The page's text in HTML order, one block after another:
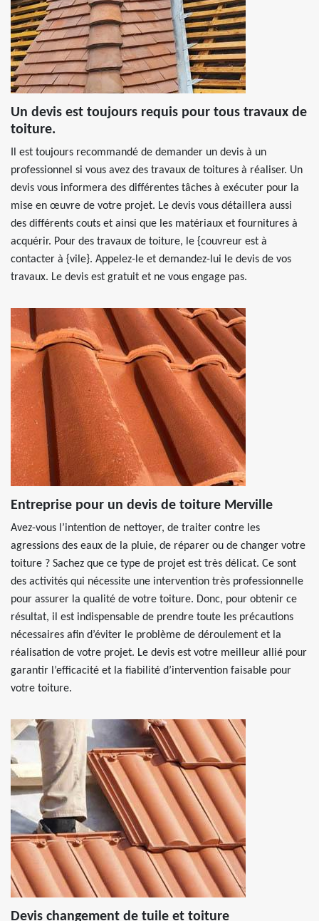
Un devis est toujours requis pour tous travaux de
toiture.
Il est toujours recommandé de demander un devis à un
professionnel si vous avez des travaux de toitures à réaliser. Un
devis vous informera des différentes tâches à exécuter pour la
mise en œuvre de votre projet. Le devis vous détaillera aussi
des différents couts et ainsi que les matériaux et fournitures à
acquérir. Pour des travaux de toiture, le {couvreur est à
contacter à {vile}. Appelez-le et demandez-lui le devis de vos
travaux. Le devis est gratuit et ne vous engage pas.
Entreprise pour un devis de toiture Merville
Avez-vous l’intention de nettoyer, de traiter contre les
agressions des eaux de la pluie, de réparer ou de changer votre
toiture ? Sachez que ce type de projet est très délicat. Ce sont
des activités qui nécessite une intervention très professionnelle
pour assurer la qualité de votre toiture. Donc, pour obtenir ce
résultat, il est indispensable de prendre toute les précautions
nécessaires afin d’éviter le problème de déroulement et la
réalisation de votre projet. Le devis est votre meilleur allié pour
garantir l’efficacité et la fiabilité d’intervention faisable pour
votre toiture.
Devis changement de tuile et toiture